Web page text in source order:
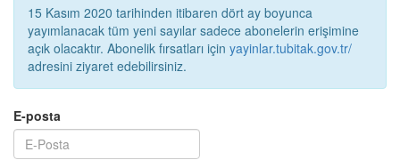
15 Kasım 2020 tarihinden itibaren dört ay boyunca
yayımlanacak tüm yeni sayılar sadece abonelerin erişimine
açık olacaktır. Abonelik fırsatları için yayinlar.tubitak.gov.tr/
adresini ziyaret edebilirsiniz.
E-posta